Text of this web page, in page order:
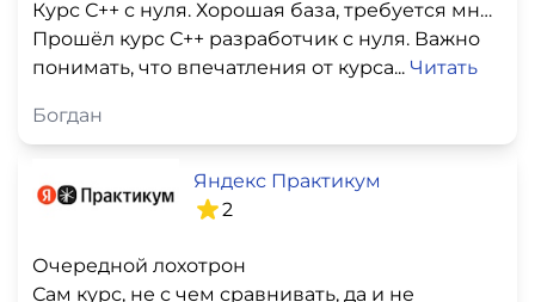
Курс С++ с нуля. Хорошая база, требуется много самостоятельной работы
Прошёл курс С++ разработчик с нуля. Важно
понимать, что впечатления от курса... Читать
Богдан
Яндекс Практикум
2
Очередной лохотрон
Сам курс, не с чем сравнивать, да и не